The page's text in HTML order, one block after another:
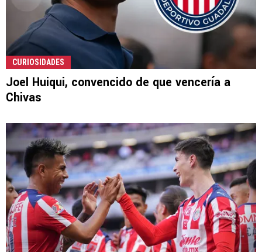
CURIOSIDADES
Joel Huiqui, convencido de que vencería a
Chivas